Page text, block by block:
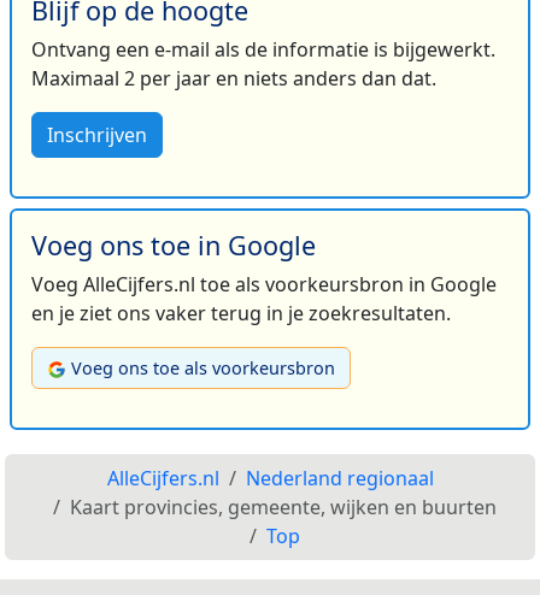
Blijf op de hoogte
Ontvang een e-mail als de informatie is bijgewerkt.
Maximaal 2 per jaar en niets anders dan dat.
Inschrijven
Voeg ons toe in Google
Voeg AlleCijfers.nl toe als voorkeursbron in Google
en je ziet ons vaker terug in je zoekresultaten.
Voeg ons toe als voorkeursbron
AlleCijfers.nl
Nederland regionaal
Kaart provincies, gemeente, wijken en buurten
Top